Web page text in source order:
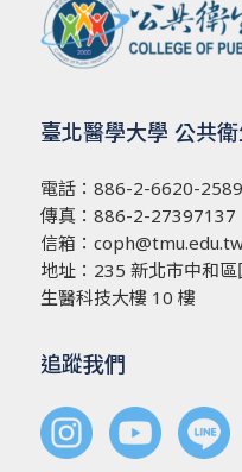
臺北醫學大學 公共
電話： 886-2-6620-2589
傳真：886-2-27397137
信箱：
地址： 235 新北市中和
生醫科技大樓 10 樓
追蹤我們